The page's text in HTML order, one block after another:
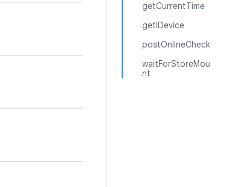
getCurrentTime
getIDevice
postOnlineCheck
waitForStoreMou
nt